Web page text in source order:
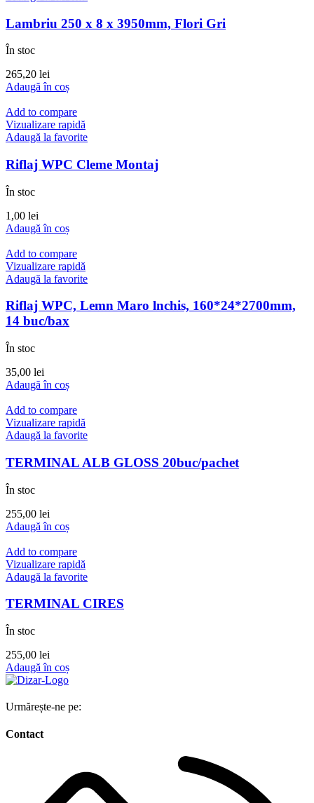
Lambriu 250 x 8 x 3950mm, Flori Gri
În stoc
265,20 lei
Adaugă în coș
Add to compare
Vizualizare rapidă
Adaugă la favorite
Riflaj WPC Cleme Montaj
În stoc
1,00 lei
Adaugă în coș
Add to compare
Vizualizare rapidă
Adaugă la favorite
Riflaj WPC, Lemn Maro lnchis, 160*24*2700mm,
14 buc/bax
În stoc
35,00 lei
Adaugă în coș
Add to compare
Vizualizare rapidă
Adaugă la favorite
TERMINAL ALB GLOSS 20buc/pachet
În stoc
255,00 lei
Adaugă în coș
Add to compare
Vizualizare rapidă
Adaugă la favorite
TERMINAL CIRES
În stoc
255,00 lei
Adaugă în coș
Urmărește-ne pe:
Contact